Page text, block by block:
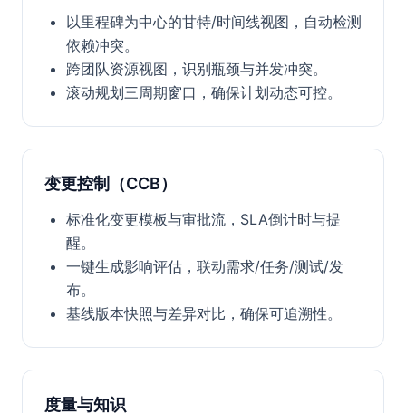
以里程碑为中心的甘特/时间线视图，自动检测
依赖冲突。
跨团队资源视图，识别瓶颈与并发冲突。
滚动规划三周期窗口，确保计划动态可控。
变更控制（CCB）
标准化变更模板与审批流，SLA倒计时与提
醒。
一键生成影响评估，联动需求/任务/测试/发
布。
基线版本快照与差异对比，确保可追溯性。
度量与知识